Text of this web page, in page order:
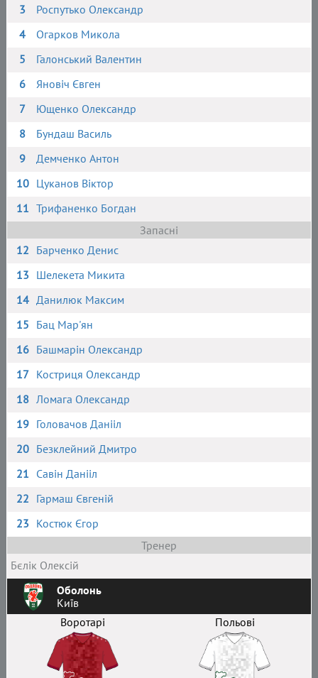
3
Роспутько Олександр
4
Огарков Микола
5
Галонський Валентин
6
Яновіч Євген
7
Ющенко Олександр
8
Бундаш Василь
9
Демченко Антон
10 Цуканов Віктор
11 Трифаненко Богдан
Запасні
12 Барченко Денис
13 Шелекета Микита
14 Данилюк Максим
15 Бац Мар'ян
16 Башмарін Олександр
17 Костриця Олександр
18 Ломага Олександр
19 Головачов Данііл
20 Безклейний Дмитро
21 Савін Данііл
22 Гармаш Євгеній
23 Костюк Єгор
Тренер
Бєлік Олексій
Оболонь
Київ
Воротарі
Польові